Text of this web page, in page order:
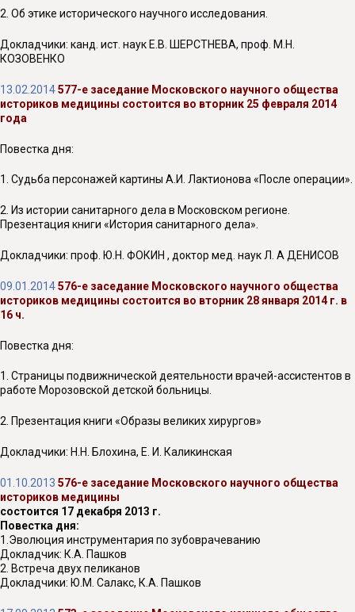
2. Об этике исторического научного исследования.
Докладчики: канд. ист. наук Е.В. ШЕРСТНЕВА, проф. М.Н.
КОЗОВЕНКО
13.02.2014577-е заседание Московского научного общества
историков медицины состоится во вторник 25 февраля 2014
года
Повестка дня:
1. Судьба персонажей картины А.И. Лактионова «После операции».
2. Из истории санитарного дела в Московском регионе.
Презентация книги «История санитарного дела».
Докладчики: проф. Ю.Н. ФОКИН , доктор мед. наук Л. A ДЕНИСОВ
09.01.2014576-е заседание Московского научного общества
историков медицины состоится во вторник 28 января 2014 г. в
16 ч.
Повестка дня:
1. Страницы подвижнической деятельности врачей-ассистентов в
работе Морозовской детской больницы.
2. Презентация книги «Образы великих хирургов»
Докладчики: Н.Н. Блохина, Е. И. Каликинская
01.10.2013 576-е заседание Московского научного общества
историков медицины
состоится 17 декабря 2013 г.
Повестка дня:
1.Эволюция инструментария по зубоврачеванию
Докладчик: К.А. Пашков
2. Встреча двух пеликанов
Докладчики: Ю.М. Салакс, К.А. Пашков